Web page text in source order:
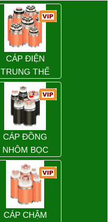
CÁP ĐIỆN
TRUNG THẾ
CÁP ĐỒNG
NHÔM BỌC
CÁP CHẬM